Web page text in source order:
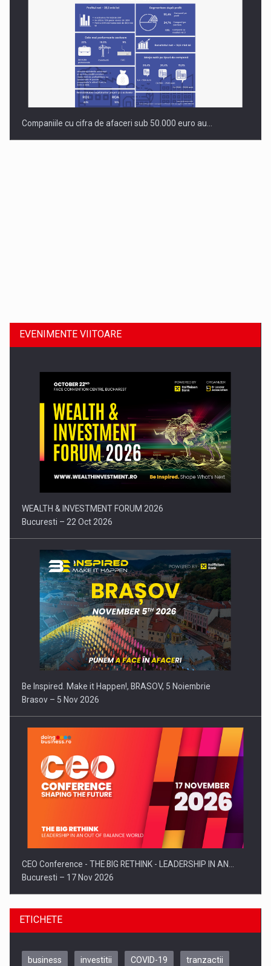
Companiile cu cifra de afaceri sub 50.000 euro au…
Comunicat de presa: Joburile part-time reincep sa intre pe…
EVENIMENTE VIITOARE
WEALTH & INVESTMENT FORUM 2026
Bucuresti – 22 Oct 2026
Be Inspired. Make it Happen!, BRASOV, 5 Noiembrie
Brasov – 5 Nov 2026
CEO Conference - THE BIG RETHINK - LEADERSHIP IN AN…
Bucuresti – 17 Nov 2026
ETICHETE
business investitii COVID-19 tranzactii